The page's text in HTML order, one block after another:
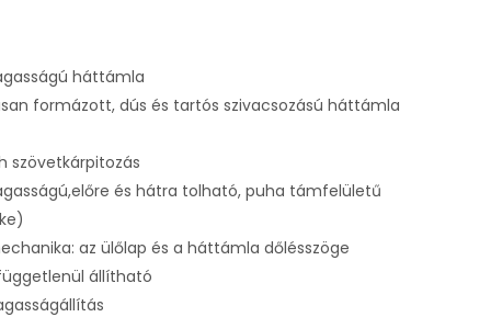
háttámla
formázott, dús és tartós szivacsozású háttámla
szövetkárpitozás
és hátra tolható, puha támfelületű
az ülőlap és a háttámla dőlésszöge
állítható